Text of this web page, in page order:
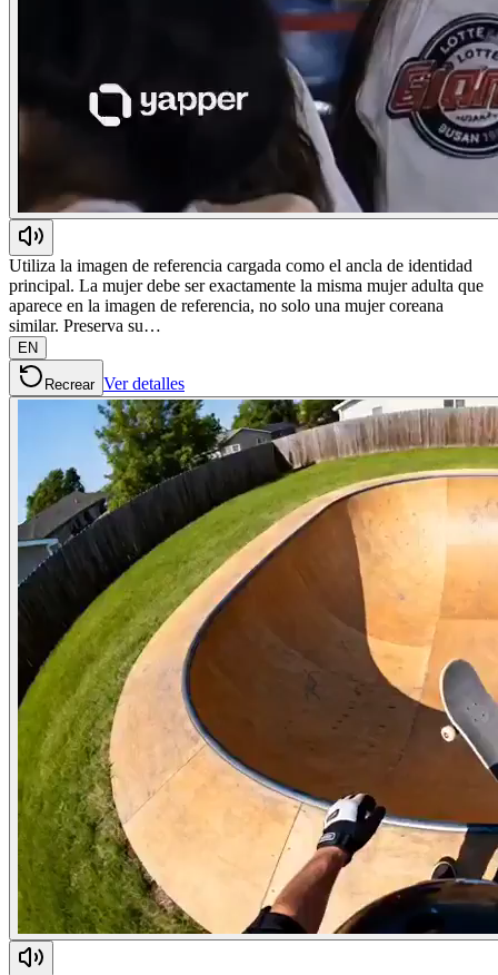
Utiliza la imagen de referencia cargada como el ancla de identidad
principal. La mujer debe ser exactamente la misma mujer adulta que
aparece en la imagen de referencia, no solo una mujer coreana
similar. Preserva su…
EN
Recrear Ver detalles